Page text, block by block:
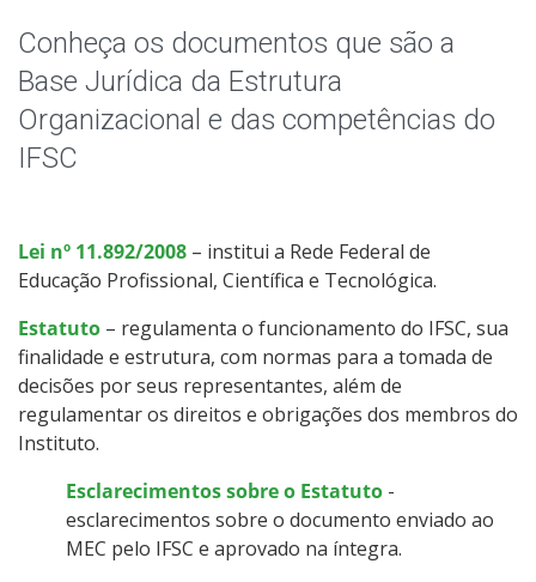
Licitações
Acesso à Informação
Conheça os documentos que são a
Base Jurídica da Estrutura
Organizacional e das competências do
IFSC
Lei nº 11.892/2008 – institui a Rede Federal de
Educação Profissional, Científica e Tecnológica.
Estatuto – regulamenta o funcionamento do IFSC, sua
finalidade e estrutura, com normas para a tomada de
decisões por seus representantes, além de
regulamentar os direitos e obrigações dos membros do
Instituto.
Esclarecimentos sobre o Estatuto -
esclarecimentos sobre o documento enviado ao
MEC pelo IFSC e aprovado na íntegra.